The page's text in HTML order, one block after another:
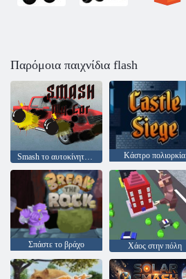
Παρόμοια παιχνίδια flash
Smash το αυτοκίνητό μου Κάστρο πολιορκία
Σπάστε το βράχο Χάος στην πόλη